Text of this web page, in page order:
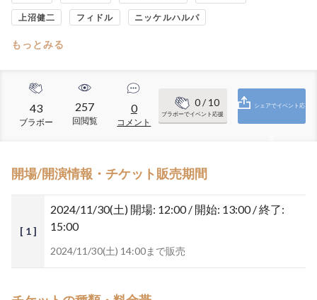
上沼健二 フィドル ニッケルハルパ
もっとみる
43
ブラボー
257
回閲覧
0
コメント
0/ 10
ブラボーでイベント応援
シェアでイベント応
開場/開演情報・チケット販売期間
[ 1 ]
2024/11/30(土) 開場: 12:00 / 開始: 13:00 / 終了:
15:00
2024/11/30(土) 14:00まで販売